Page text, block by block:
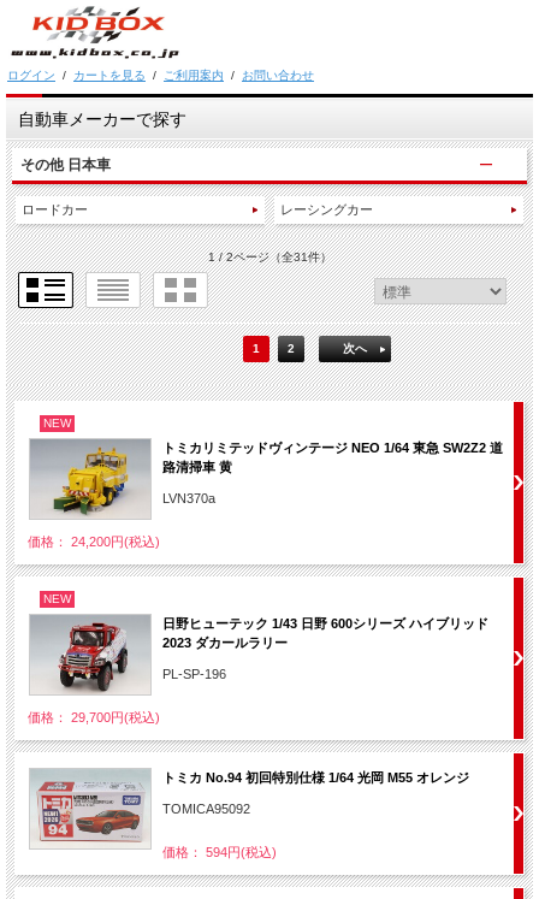
ログイン / カートを見る / ご利用案内 / お問い合わせ
自動車メーカーで探す
その他 日本車
ロードカー レーシングカー
1 / 2ページ（全31件）
1 2 次へ
NEW
トミカリミテッドヴィンテージ NEO 1/64 東急 SW2Z2 道
路清掃車 黄
LVN370a
価格： 24,200円(税込)
NEW
日野ヒューテック 1/43 日野 600シリーズ ハイブリッド
2023 ダカールラリー
PL-SP-196
価格： 29,700円(税込)
トミカ No.94 初回特別仕様 1/64 光岡 M55 オレンジ
TOMICA95092
価格： 594円(税込)